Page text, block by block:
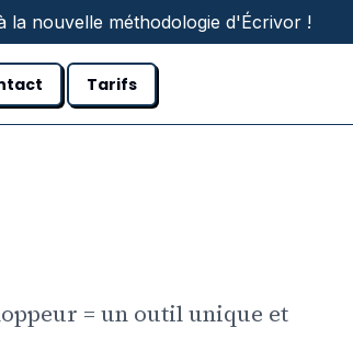
la nouvelle méthodologie d'Écrivor !
Tarifs
= un outil unique et